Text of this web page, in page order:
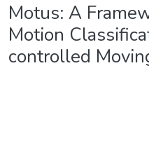
Motus: A
Motion
controlled